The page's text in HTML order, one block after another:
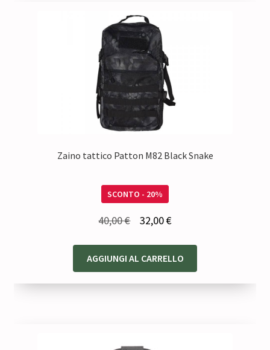
Zaino tattico Patton M82 Black Snake
SCONTO - 20%
40,00€
originale
era:
32,00€Il
attuale
è:
AGGIUNGI AL CARRELLO